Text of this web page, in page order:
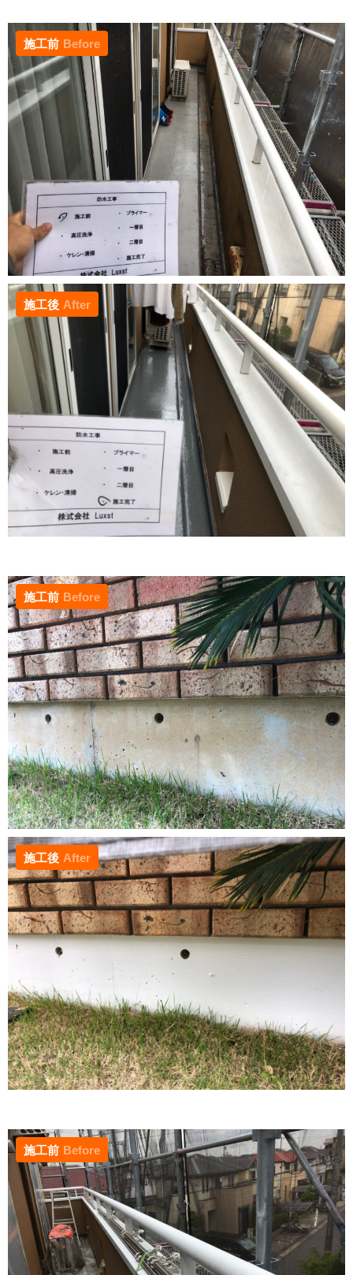
施工前 Before
施工後 After
施工前 Before
施工後 After
施工前 Before